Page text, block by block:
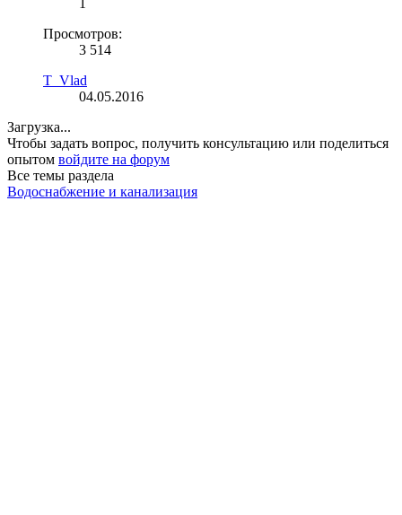
1
Просмотров:
3 514
T_Vlad
04.05.2016
Загрузка...
Чтобы задать вопрос, получить консультацию или поделиться
опытом войдите на форум
Все темы раздела
Водоснабжение и канализация